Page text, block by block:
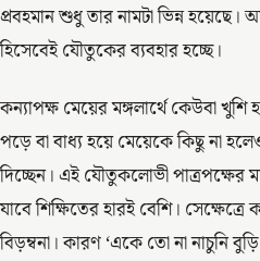
প্রবহমান শুধু তার নামটা ভিন্ন
হিসেবেই যৌতুকের ব্যবহার হচ্ছে।
কন্যাপক্ষ মেয়ের মঙ্গলার্থে কেউবা
পড়ে বা বাধ্য হয়ে মেয়েকে কিছু না
দিচ্ছেন। এই যৌতুকলোভী পাত্রপক্ষের
যাবে শিক্ষিতের হারই বেশি।
বিড়ম্বনা। কারণ ‘একে তো না নাচুনি